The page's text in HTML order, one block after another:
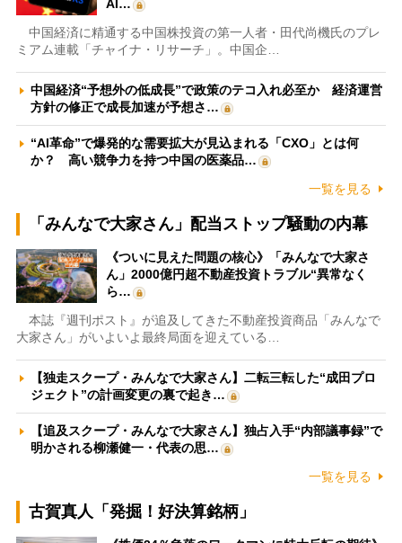
AI…
中国経済に精通する中国株投資の第一人者・田代尚機氏のプレ
ミアム連載「チャイナ・リサーチ」。中国企…
中国経済“予想外の低成長”で政策のテコ入れ必至か 経済運営
方針の修正で成長加速が予想さ…
“AI革命”で爆発的な需要拡大が見込まれる「CXO」とは何
か？ 高い競争力を持つ中国の医薬品…
一覧を見る
「みんなで大家さん」配当ストップ騒動の内幕
《ついに見えた問題の核心》「みんなで大家さ
ん」2000億円超不動産投資トラブル“異常なく
ら…
本誌『週刊ポスト』が追及してきた不動産投資商品「みんなで
大家さん」がいよいよ最終局面を迎えている…
【独走スクープ・みんなで大家さん】二転三転した“成田プロ
ジェクト”の計画変更の裏で起き…
【追及スクープ・みんなで大家さん】独占入手“内部議事録”で
明かされる柳瀬健一・代表の思…
一覧を見る
古賀真人「発掘！好決算銘柄」